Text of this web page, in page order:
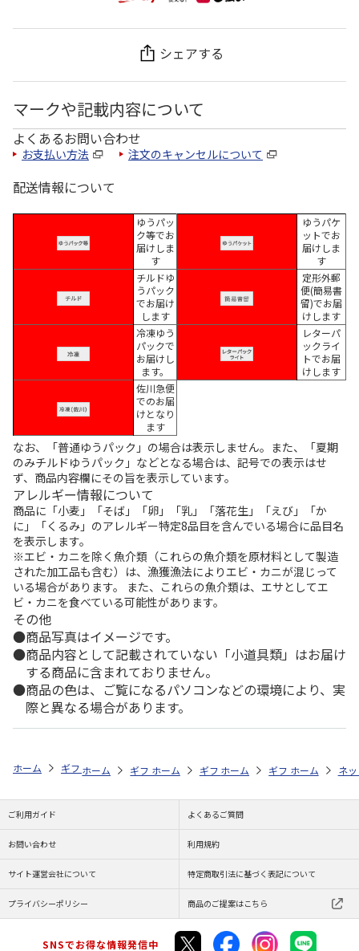
シェアする
マークや記載内容について
よくあるお問い合わせ
お支払い方法 注文のキャンセルについて
配送情報について
ゆうパッ
ク等でお
届けしま
す
ゆうパケ
ットでお
届けしま
す
チルドゆ
うパック
でお届け
します
定形外郵
便(簡易書
留)でお届
けします
冷凍ゆう
パックで
お届けし
ます。
レターパ
ックライ
トでお届
けします
佐川急便
でのお届
けとなり
ます
なお、「普通ゆうパック」の場合は表示しません。また、「夏期
のみチルドゆうパック」などとなる場合は、記号での表示はせ
ず、商品内容欄にその旨を表示しています。
アレルギー情報について
商品に「小麦」「そば」「卵」「乳」「落花生」「えび」「か
に」「くるみ」のアレルギー特定8品目を含んでいる場合に品目名
を表示します。
※エビ・カニを除く魚介類（これらの魚介類を原材料として製造
された加工品も含む）は、漁獲漁法によりエビ・カニが混じって
いる場合があります。 また、これらの魚介類は、エサとしてエ
ビ・カニを食べている可能性があります。
その他
商品写真はイメージです。
商品内容として記載されていない「小道具類」はお届け
する商品に含まれておりません。
商品の色は、ご覧になるパソコンなどの環境により、実
際と異なる場合があります。
ホーム ギフトストア お中元・夏ギフト特集 2026 お菓子・スイーツ
ホーム ギフトストア お中元・夏ギフト特集 2026
ホーム ギフトストア お中元・夏ギフト
ホーム ギフトストア お
ホーム ネ
ご利用ガイド よくあるご質問
お問い合わせ 利用規約
サイト運営会社について 特定商取引法に基づく表記について
プライバシーポリシー 商品のご提案はこちら
SNSでお得な情報発信中